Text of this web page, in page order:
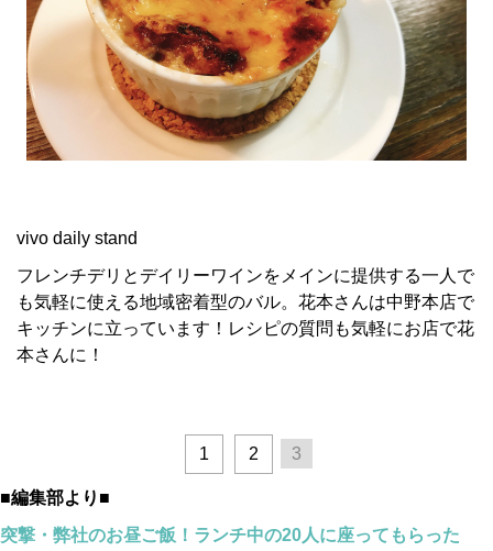
vivo daily stand
フレンチデリとデイリーワインをメインに提供する一人で
も気軽に使える地域密着型のバル。花本さんは中野本店で
キッチンに立っています！レシピの質問も気軽にお店で花
本さんに！
1 2 3
■編集部より■
突撃・弊社のお昼ご飯！ランチ中の20人に座ってもらった